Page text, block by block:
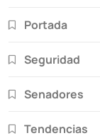
Portada
Seguridad
Senadores
Tendencias